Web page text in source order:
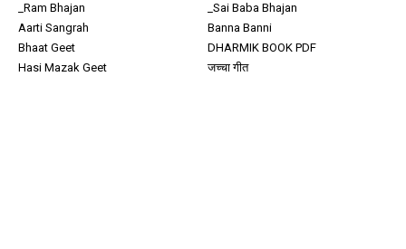
_Ram Bhajan
_Sai Baba Bhajan
Aarti Sangrah
Banna Banni
Bhaat Geet
DHARMIK BOOK PDF
Hasi Mazak Geet
जच्चा गीत